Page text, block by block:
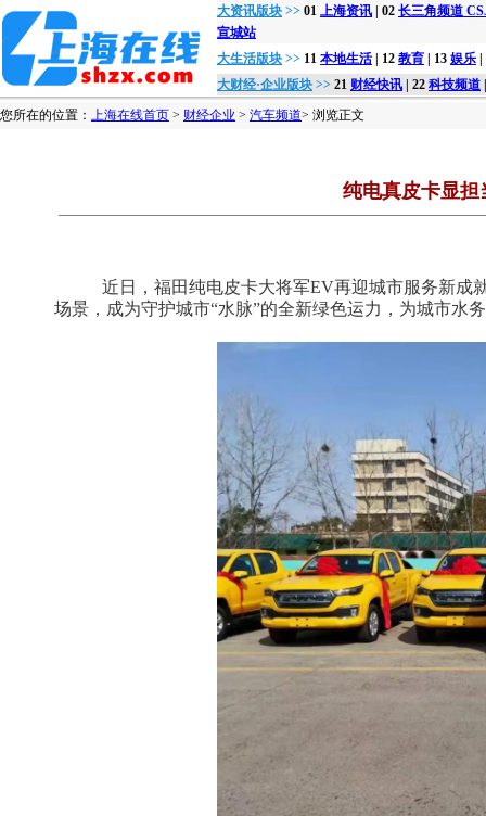
大资讯版块 >> 01 上海资讯 | 02 长三角频道
宣城站
大生活版块 >> 11 本地生活 | 12 教育 | 13 娱乐
大财经·企业版块 >> 21 财经快讯 | 22 科技频道
您所在的位置： 上海在线首页 > 财经企业 > 汽车频道> 浏览正文
纯电真皮卡显
近日，福田纯电皮卡大将军EV再迎城市服务新成
场景，成为守护城市“水脉”的全新绿色运力，为城市水